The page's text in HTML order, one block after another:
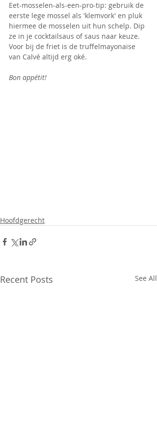
Eet-mosselen-als-een-pro-tip: gebruik de
eerste lege mossel als 'klemvork' en pluk
hiermee de mosselen uit hun schelp. Dip
ze in je cocktailsaus of saus naar keuze.
Voor bij de friet is de truffelmayonaise
van Calvé altijd erg oké.
Bon appétit!
Hoofdgerecht
Recent Posts See All